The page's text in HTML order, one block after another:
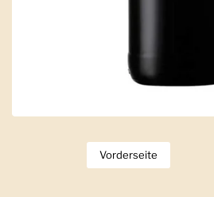
Zeige Folie 1
Vorderseite